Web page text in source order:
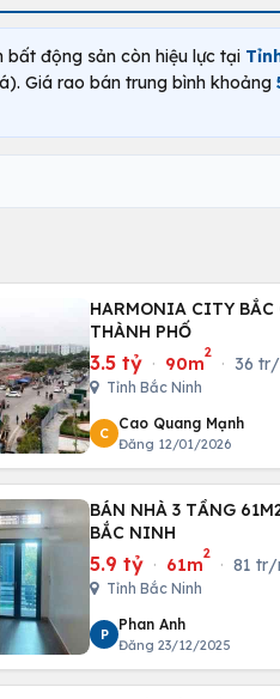
bất động sản còn hiệu lực tại
Giá rao bán trung bình khoảng
HARMONIA CITY
THÀNH PHỐ
3.5 tỷ · 90m
2
· 36
Tỉnh Bắc Ninh
C
Cao Quang Mạnh
Đăng 12/01/2026
BÁN NHÀ 3 TẦNG
BẮC NINH
5.9 tỷ · 61m
2
· 81 tr/
Tỉnh Bắc Ninh
P
Phan Anh
Đăng 23/12/2025